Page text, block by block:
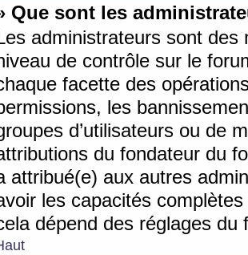
Que sont les
administrateurs sont
de contrôle sur le
facette des
les
d’utilisateurs ou de
du fondateur du
attribué(e) aux autres
les capacités
dépend des réglages du